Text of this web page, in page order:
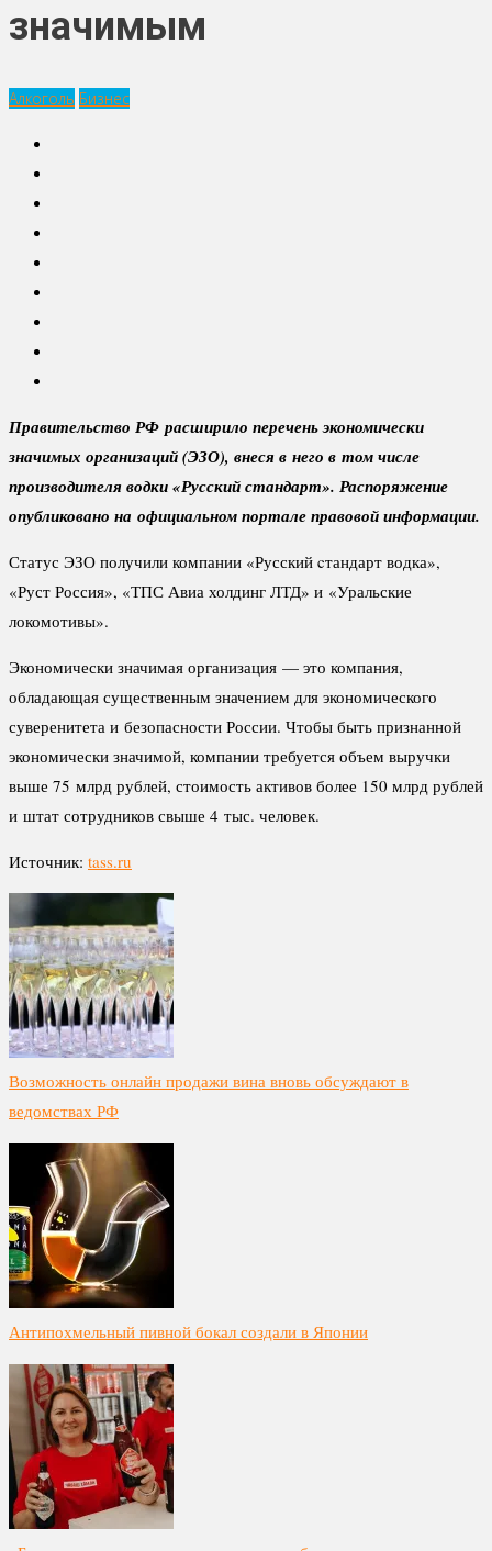
значимым
Алкоголь Бизнес
Правительство РФ расширило перечень экономически
значимых организаций (ЭЗО), внеся в него в том числе
производителя водки «Русский стандарт». Распоряжение
опубликовано на официальном портале правовой информации.
Статус ЭЗО получили компании «Русский cтандарт водка»,
«Руст Россия», «ТПС Авиа холдинг ЛТД» и «Уральские
локомотивы».
Экономически значимая организация — это компания,
обладающая существенным значением для экономического
суверенитета и безопасности России. Чтобы быть признанной
экономически значимой, компании требуется объем выручки
выше 75 млрд рублей, стоимость активов более 150 млрд рублей
и штат сотрудников свыше 4 тыс. человек.
Источник: tass.ru
Возможность онлайн продажи вина вновь обсуждают в
ведомствах РФ
Антипохмельный пивной бокал создали в Японии